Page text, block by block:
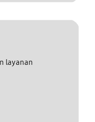
layanan